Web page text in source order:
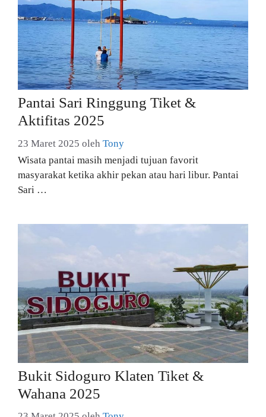
Pantai Sari Ringgung Tiket &
Aktifitas 2025
23 Maret 2025 oleh Tony
Wisata pantai masih menjadi tujuan favorit
masyarakat ketika akhir pekan atau hari libur. Pantai
Sari …
Bukit Sidoguro Klaten Tiket &
Wahana 2025